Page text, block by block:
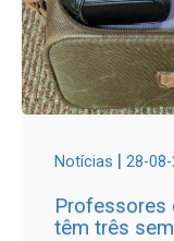
Notícias | 28-08-
Professores
têm três